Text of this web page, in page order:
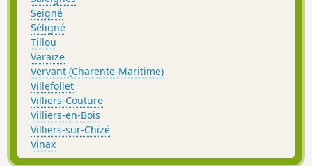
Seigné
Séligné
Tillou
Varaize
Vervant (Charente-Maritime)
Villefollet
Villiers-Couture
Villiers-en-Bois
Villiers-sur-Chizé
Vinax